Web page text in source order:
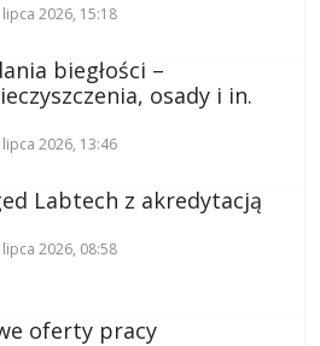
lipca 2026, 15:18
biegłości –
osady i in.
lipca 2026, 13:46
Labtech z akredytacją
lipca 2026, 08:58
oferty pracy